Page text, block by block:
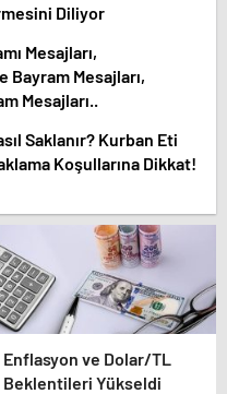
Diliyor
Mesajları,
Bayram Mesajları,
Mesajları..
Saklanır? Kurban Eti
Koşullarına Dikkat!
Enflasyon ve Dolar/TL
Beklentileri Yükseldi